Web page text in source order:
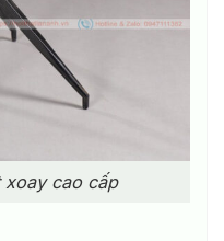
xoay cao cấp